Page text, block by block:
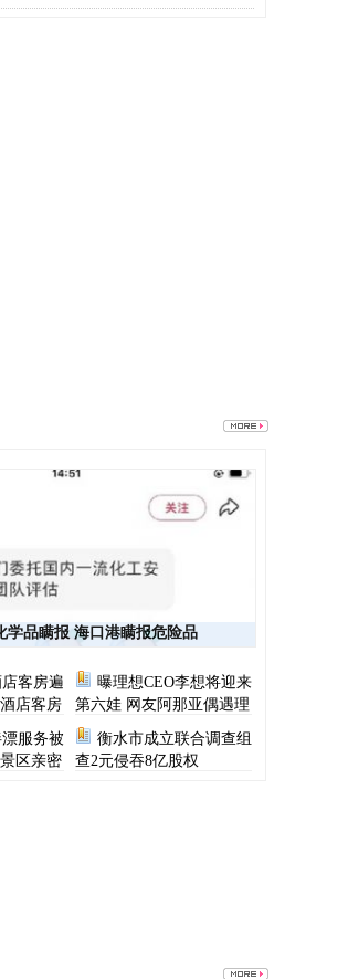
学品瞒报 海口港瞒报危险品
客房遍
店客房
不查
曝理想CEO李想将迎来
第六娃 网友阿那亚偶遇理
想CEO一家
服务被
区亲密
衡水市成立联合调查组
查2元侵吞8亿股权